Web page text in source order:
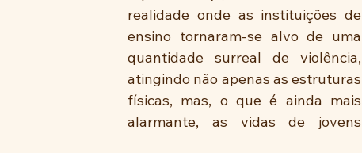
realidade onde as instituições de
ensino tornaram-se alvo de uma
quantidade surreal de violência,
atingindo não apenas as estruturas
físicas, mas, o que é ainda mais
alarmante, as vidas de jovens